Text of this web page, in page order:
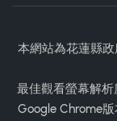
本網站為花蓮縣
最佳觀看螢幕解析
Google Chrome版